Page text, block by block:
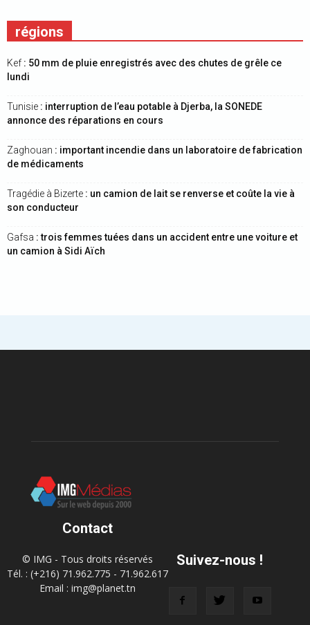
régions
Kef : 50 mm de pluie enregistrés avec des chutes de grêle ce
lundi
Tunisie : interruption de l’eau potable à Djerba, la SONEDE
annonce des réparations en cours
Zaghouan : important incendie dans un laboratoire de fabrication
de médicaments
Tragédie à Bizerte : un camion de lait se renverse et coûte la vie à
son conducteur
Gafsa : trois femmes tuées dans un accident entre une voiture et
un camion à Sidi Aïch
Contact
© IMG - Tous droits réservés
Tél. : (+216) 71.962.775 - 71.962.617
Email : img@planet.tn
Suivez-nous !